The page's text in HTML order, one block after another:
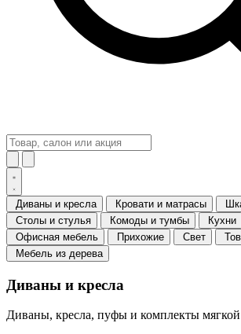
Диваны и кресла Кровати и матрасы
Столы и стулья
Комоды и тумбы Кухни
Офисная мебель
Прихожие Свет
Мебель из дерева
Диваны и кресла
Диваны, кресла, пуфы и комплекты